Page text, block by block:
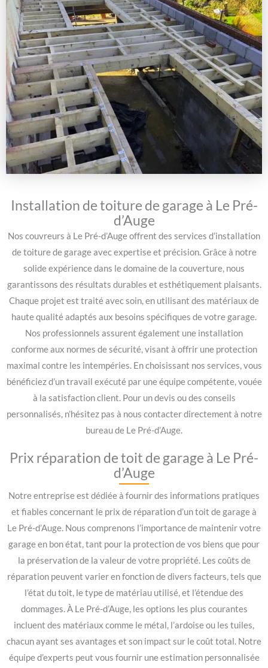
Installation de toiture de garage à Le Pré-
d’Auge
Nos couvreurs à Le Pré-d’Auge offrent des services d’installation
de toiture de garage avec expertise et précision. Grâce à notre
solide expérience dans le domaine de la couverture, nous
garantissons des résultats durables et esthétiquement plaisants.
Chaque projet est traité avec soin, en utilisant des matériaux de
haute qualité adaptés aux besoins spécifiques de votre garage.
Nos professionnels assurent également une installation
conforme aux normes de sécurité, visant à offrir une protection
maximal contre les intempéries. En choisissant nos services, vous
bénéficiez d’un travail exécuté par une équipe compétente, vouée
à la satisfaction client. Pour un devis ou des conseils
personnalisés, n’hésitez pas à nous contacter directement à notre
bureau de Le Pré-d’Auge.
Prix réparation de toit de garage à Le Pré-
d’Auge
Notre entreprise est dédiée à fournir des informations pratiques
et fiables concernant le prix de réparation d’un toit de garage à
Le Pré-d’Auge. Nous comprenons l’importance de maintenir votre
garage en bon état, tant pour la protection de vos biens que pour
la préservation de la valeur de votre propriété. Les coûts de
réparation peuvent varier en fonction de divers facteurs, tels que
l’état du toit, le type de matériau utilisé, et l’étendue des
dommages. À Le Pré-d’Auge, les options les plus courantes
incluent des matériaux comme le métal, l’ardoise ou les tuiles,
chacun ayant ses avantages et son impact sur le coût total. Notre
équipe d’experts peut vous fournir une estimation personnalisée